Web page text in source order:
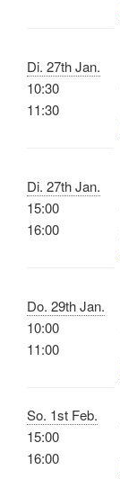
Di. 27th Jan.
10:30
11:30
Di. 27th Jan.
15:00
16:00
Do. 29th Jan.
10:00
11:00
So. 1st Feb.
15:00
16:00